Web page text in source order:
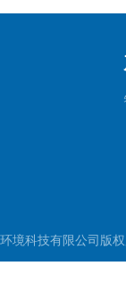
境科技有限公司